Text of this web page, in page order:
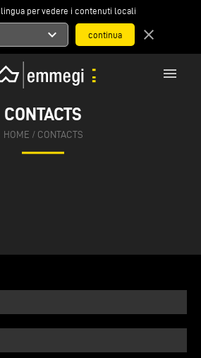
per vedere i contenuti locali
expand_more close
menu
CONTACTS
HOME / CONTACTS